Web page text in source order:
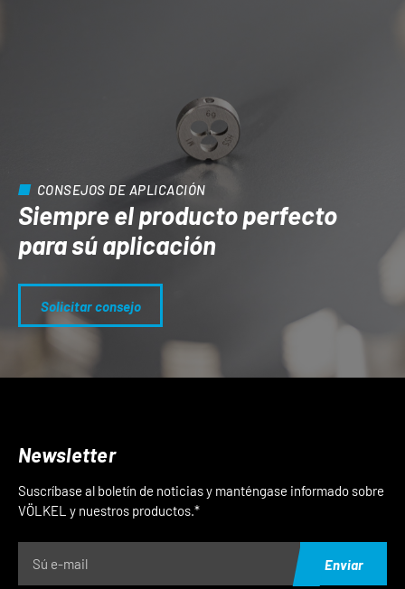
CONSEJOS DE APLICACIÓN
Siempre el producto perfecto
para sú aplicación
Solicitar consejo
Newsletter
Suscríbase al boletín de noticias y manténgase informado sobre
VÖLKEL y nuestros productos.*
Enviar